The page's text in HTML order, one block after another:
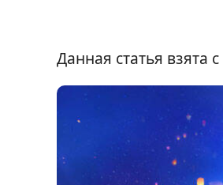
Данная статья взята с